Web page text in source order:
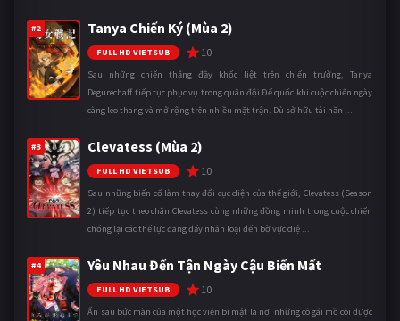
#2 Tanya Chiến Ký (Mùa 2)
FULL HD VIETSUB 10
Sau những chiến thắng đầy khốc liệt trên chiến trường, Tanya
Degurechaff tiếp tục phục vụ trong quân đội Đế quốc khi cuộc chiến ngày
càng leo thang và mở rộng trên nhiều mặt trận. Dù sở hữu tài năn ...
#3 Clevatess (Mùa 2)
FULL HD VIETSUB 10
Sau những biến cố làm thay đổi cục diện của thế giới, Clevatess (Season
2) tiếp tục theo chân Clevatess cùng những đồng minh trong cuộc chiến
chống lại các thế lực đang đẩy nhân loại đến bờ vực diệ ...
#4 Yêu Nhau Đến Tận Ngày Cậu Biến Mất
FULL HD VIETSUB 10
Ẩn sau bức màn của một học viện bí mật là nơi những cô gái mồ côi được